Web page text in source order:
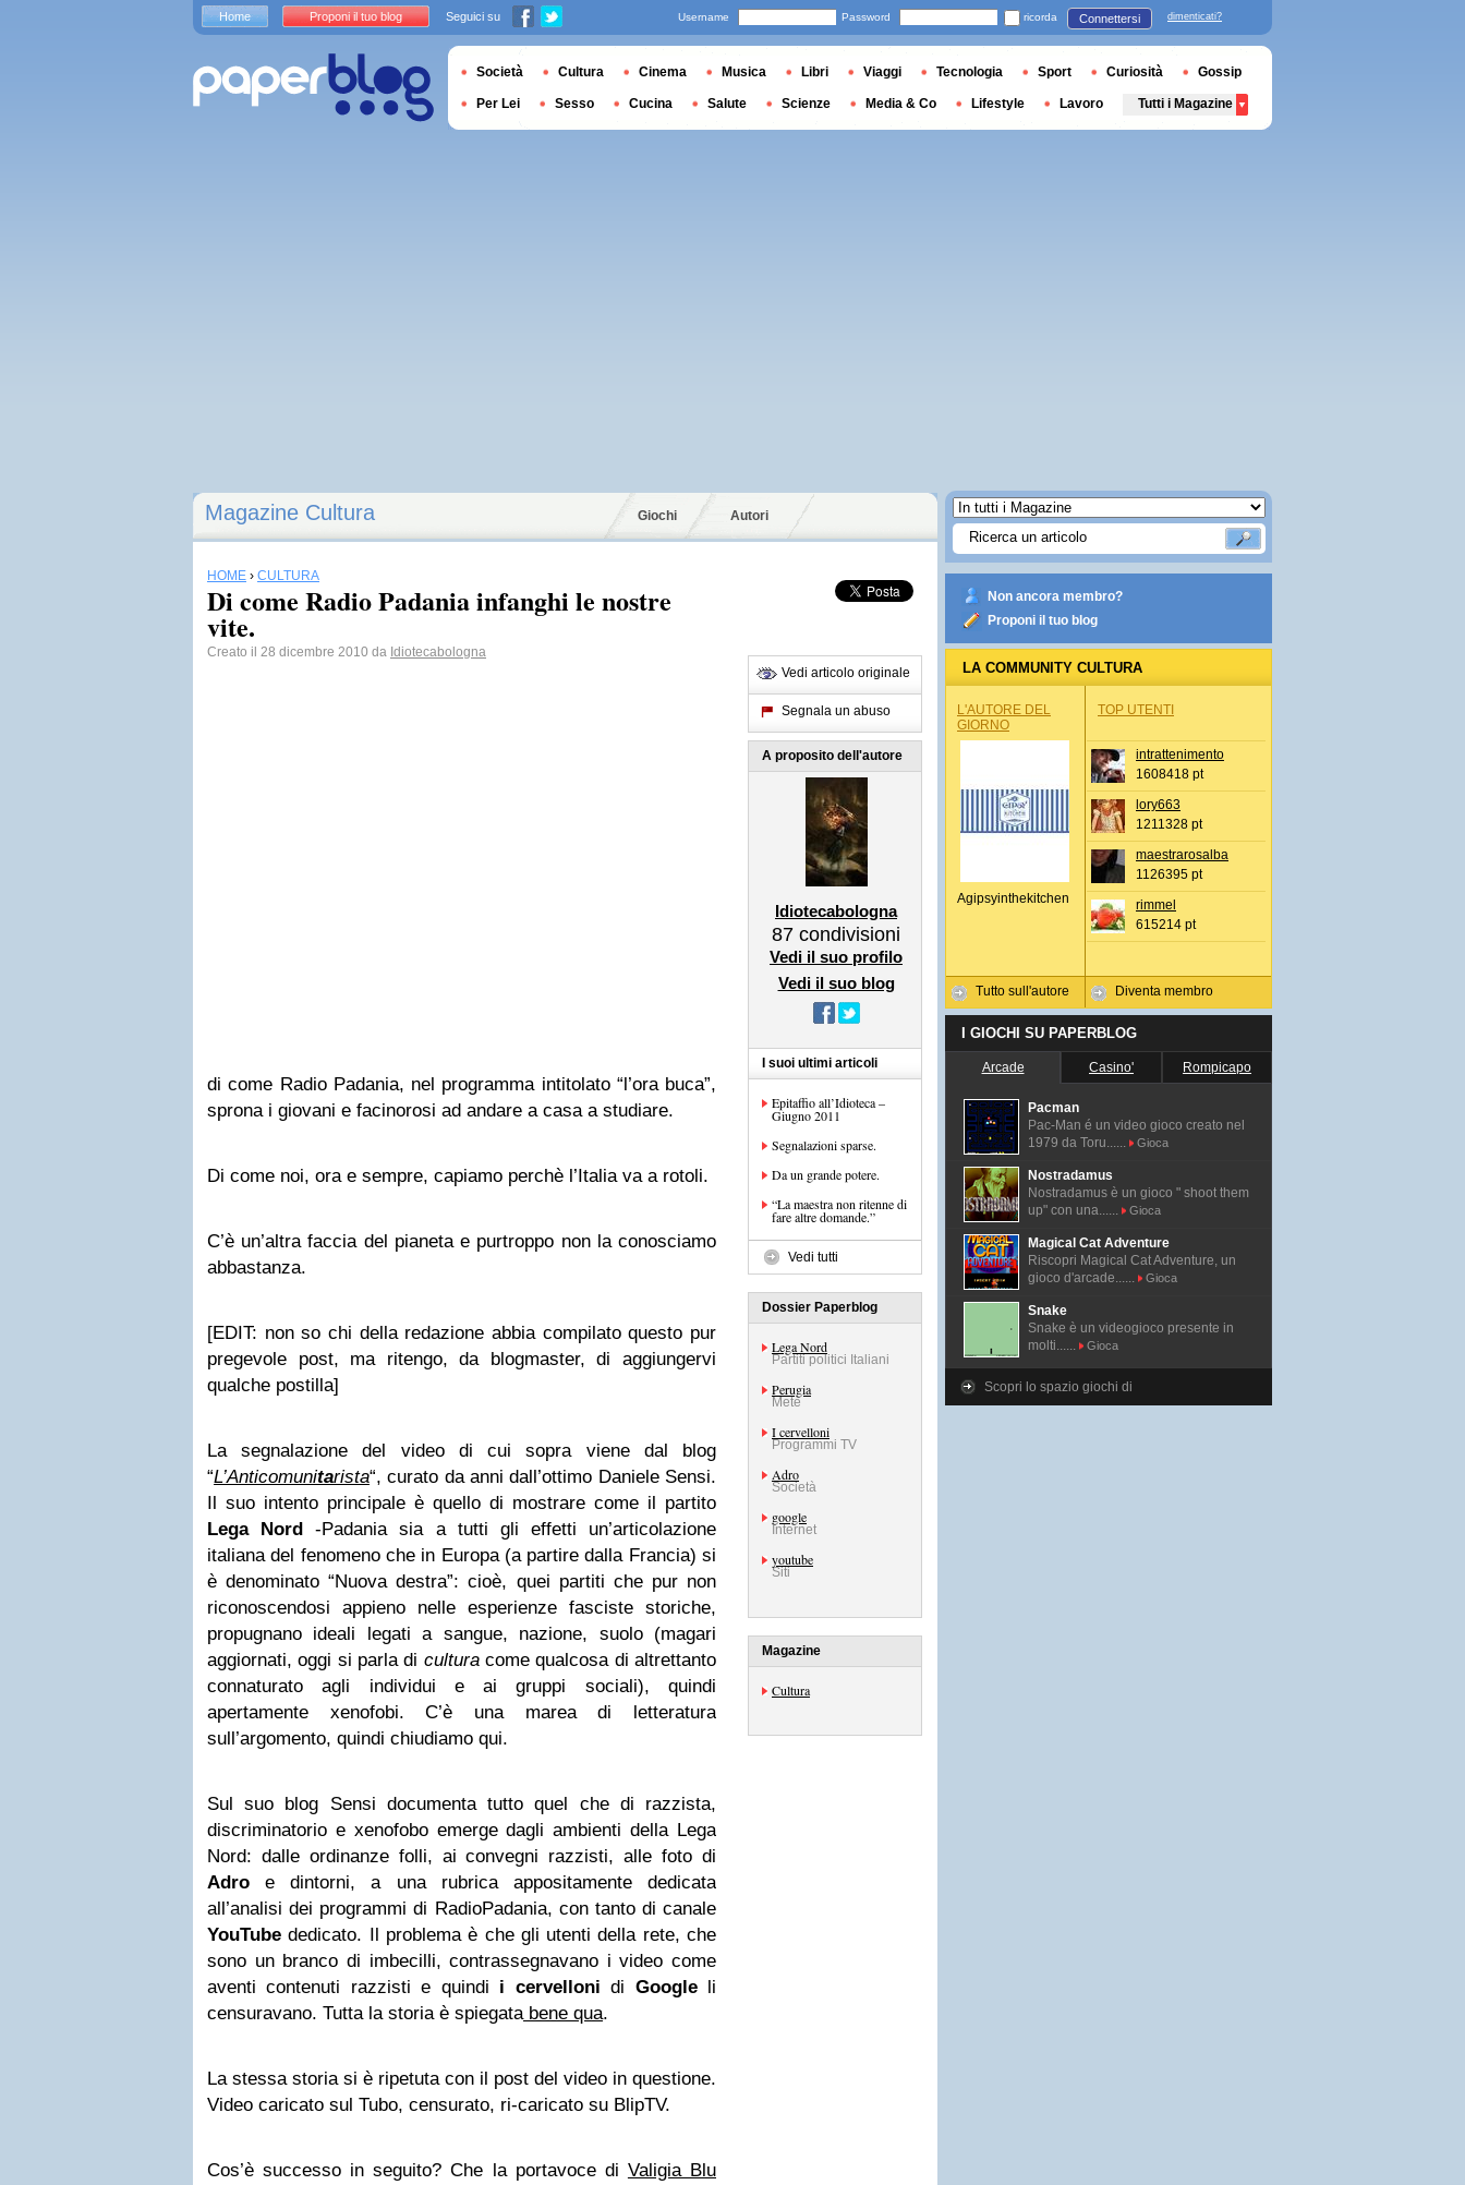
Magazine Cultura Giochi Autori
HOME › CULTURA
Di come Radio Padania infanghi le nostre
vite.
Creato il 28 dicembre 2010 da Idiotecabologna
di come Radio Padania, nel programma intitolato “l’ora buca”,
sprona i giovani e facinorosi ad andare a casa a studiare.
Di come noi, ora e sempre, capiamo perchè l’Italia va a rotoli.
C’è un’altra faccia del pianeta e purtroppo non la conosciamo
abbastanza.
[EDIT: non so chi della redazione abbia compilato questo pur
pregevole post, ma ritengo, da blogmaster, di aggiungervi
qualche postilla]
La segnalazione del video di cui sopra viene dal blog
“L’Anticomunitarista“, curato da anni dall’ottimo Daniele Sensi.
Il suo intento principale è quello di mostrare come il partito
Lega Nord -Padania sia a tutti gli effetti un’articolazione
italiana del fenomeno che in Europa (a partire dalla Francia) si
è denominato “Nuova destra”: cioè, quei partiti che pur non
riconoscendosi appieno nelle esperienze fasciste storiche,
propugnano ideali legati a sangue, nazione, suolo (magari
aggiornati, oggi si parla di culturacome qualcosa di altrettanto
connaturato agli individui e ai gruppi sociali), quindi
apertamente xenofobi. C’è una marea di letteratura
sull’argomento, quindi chiudiamo qui.
Sul suo blog Sensi documenta tutto quel che di razzista,
discriminatorio e xenofobo emerge dagli ambienti della Lega
Nord: dalle ordinanze folli, ai convegni razzisti, alle foto di
Adro e dintorni, a una rubrica appositamente dedicata
all’analisi dei programmi di RadioPadania, con tanto di canale
YouTube dedicato. Il problema è che gli utenti della rete, che
sono un branco di imbecilli, contrassegnavano i video come
aventi contenuti razzisti e quindi i cervelloni di Googleli
censuravano. Tutta la storia è spiegatabene qua.
La stessa storia si è ripetuta con il post del video in questione.
Video caricato sul Tubo, censurato, ri-caricato su BlipTV.
Cos’è successo in seguito? Che la portavoce di Valigia Blu
Vedi articolo originale
Segnala un abuso
A proposito dell'autore
Idiotecabologna
87 condivisioni
Vedi il suo profilo
Vedi il suo blog
I suoi ultimi articoli
Epitaffio all’Idioteca –
Giugno 2011
Segnalazioni sparse.
Da un grande potere.
“La maestra non ritenne di
fare altre domande.”
Vedi tutti
Dossier Paperblog
Lega Nord
Partiti politici Italiani
Perugia
Mete
I cervelloni
Programmi TV
Adro
Società
google
Internet
youtube
Siti
Magazine
Cultura
Non ancora membro?
Proponi il tuo blog
LA COMMUNITY CULTURA
L'AUTORE DEL
GIORNO
Agipsyinthekitchen
Tutto sull'autore
TOP UTENTI
intrattenimento
1608418 pt
lory663
1211328 pt
maestrarosalba
1126395 pt
rimmel
615214 pt
Diventa membro
I GIOCHI SU PAPERBLOG
Arcade Casino' Rompicapo
Pacman
Pac-Man é un video gioco creato nel
1979 da Toru......
Gioca
Nostradamus
Nostradamus è un gioco " shoot them
up" con una......
Gioca
Magical Cat Adventure
Riscopri Magical Cat Adventure, un
gioco d'arcade......
Gioca
Snake
Snake è un videogioco presente in
molti......
Gioca
Scopri lo spazio giochi di
Home Proponi il tuo blog Seguici su Username Password ricorda Connettersi dimenticati?
Società Cultura Cinema Musica Libri Viaggi Tecnologia Sport Curiosità Gossip
Per Lei Sesso Cucina Salute Scienze Media & Co Lifestyle Lavoro Tutti i Magazine